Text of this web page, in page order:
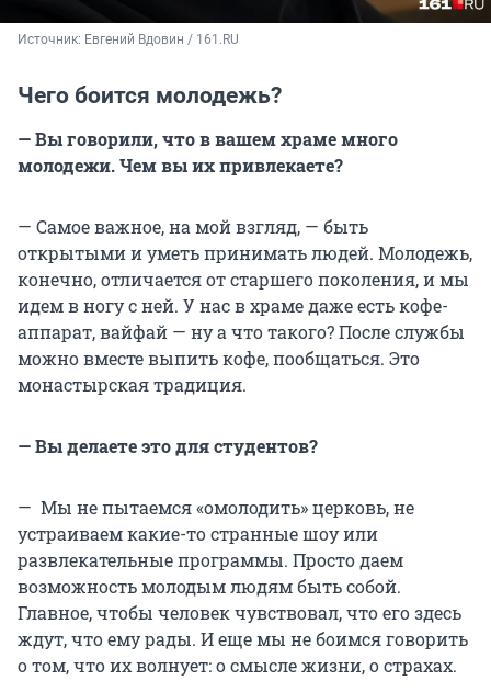
Источник: Евгений Вдовин / 161.RU
Чего боится молодежь?
— Вы говорили, что в вашем храме много
молодежи. Чем вы их привлекаете?
— Самое важное, на мой взгляд, — быть
открытыми и уметь принимать людей. Молодежь,
конечно, отличается от старшего поколения, и мы
идем в ногу с ней. У нас в храме даже есть кофе-
аппарат, вайфай — ну а что такого? После службы
можно вместе выпить кофе, пообщаться. Это
монастырская традиция.
— Вы делаете это для студентов?
— Мы не пытаемся «омолодить» церковь, не
устраиваем какие-то странные шоу или
развлекательные программы. Просто даем
возможность молодым людям быть собой.
Главное, чтобы человек чувствовал, что его здесь
ждут, что ему рады. И еще мы не боимся говорить
о том, что их волнует: о смысле жизни, о страхах.